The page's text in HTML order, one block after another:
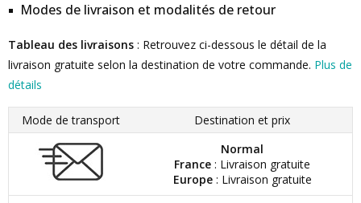
Modes de livraison et modalités de retour
Tableau des livraisons : Retrouvez ci-dessous le détail de la
livraison gratuite selon la destination de votre commande. Plus de
détails
Mode de transport
Destination et prix
Normal
France : Livraison gratuite
Europe: Livraison gratuite